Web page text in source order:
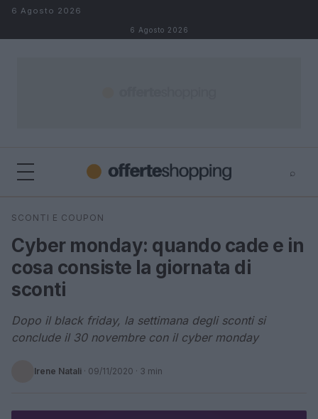
Salta al contenuto
6 Agosto 2026
6 Agosto 2026
⌕
Cerca
SCONTI E COUPON
Cyber monday: quando cade e in
cosa consiste la giornata di
sconti
Dopo il black friday, la settimana degli sconti si
conclude il 30 novembre con il cyber monday
Irene Natali · 09/11/2020 · 3 min